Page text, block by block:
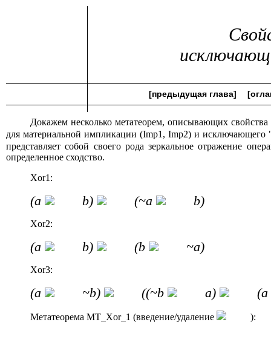
[предыдущая глава]
Докажем несколько метатеорем, описывающих
для материальной импликации (Imp1, Imp2) и
представляет собой своего рода зеркальное отражение
определенное сходство.
Xor1:
(a b) (~a b)
Xor2:
(a b) (b ~a)
Xor3:
(a ~b) ((~b a) (a
Метатеорема MT_Xor_1 (введение/удаление ):